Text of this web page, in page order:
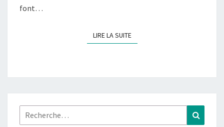
font…
LIRE LA SUITELIRE LA SUITE
Rechercher :